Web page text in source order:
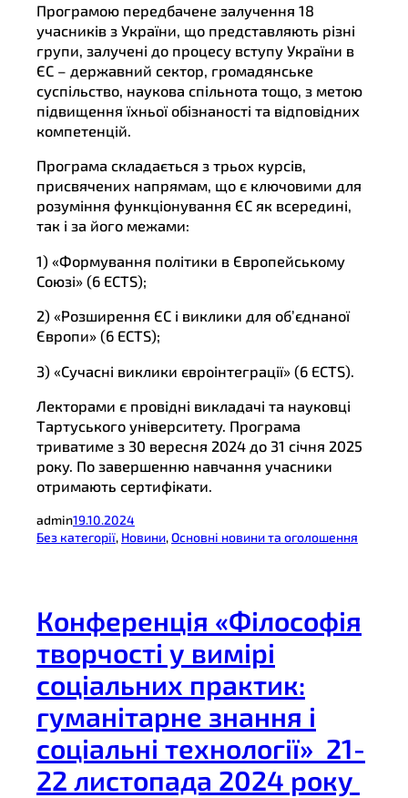
Програмою передбачене залучення 18
учасників з України, що представляють різні
групи, залучені до процесу вступу України в
ЄС – державний сектор, громадянське
суспільство, наукова спільнота тощо, з метою
підвищення їхньої обізнаності та відповідних
компетенцій.
Програма складається з трьох курсів,
присвячених напрямам, що є ключовими для
розуміння функціонування ЄС як всередині,
так і за його межами:
1) «Формування політики в Європейському
Союзі» (6 ECTS);
2) «Розширення ЄС і виклики для об’єднаної
Європи» (6 ECTS);
3) «Сучасні виклики євроінтеграції» (6 ECTS).
Лекторами є провідні викладачі та науковці
Тартуського університету. Програма
триватиме з 30 вересня 2024 до 31 січня 2025
року. По завершенню навчання учасники
отримають сертифікати.
admin19.10.2024
Без категорії, Новини, Основні новини та оголошення
Конференція «Філософія
творчості у вимірі
соціальних практик:
гуманітарне знання і
соціальні технології» 21-
22 листопада 2024 року